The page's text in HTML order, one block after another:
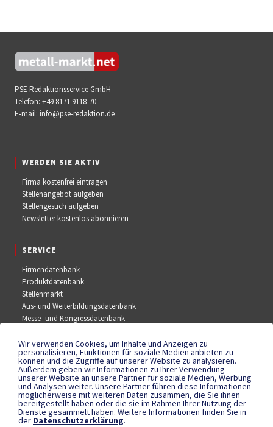
PSE Redaktionsservice GmbH
Telefon: +49 8171 9118-70
E-mail: info@pse-redaktion.de
WERDEN SIE AKTIV
Firma kostenfrei eintragen
Stellenangebot aufgeben
Stellengesuch aufgeben
Newsletter kostenlos abonnieren
SERVICE
Firmendatenbank
Produktdatenbank
Stellenmarkt
Aus- und Weiterbildungsdatenbank
Messe- und Kongressdatenbank
SOCIAL MEDIA
Facebook
YouTube
Instagram
Wir verwenden Cookies, um Inhalte und Anzeigen zu
personalisieren, Funktionen für soziale Medien anbieten zu
können und die Zugriffe auf unserer Website zu analysieren.
Außerdem geben wir Informationen zu Ihrer Verwendung
unserer Website an unsere Partner für soziale Medien, Werbung
und Analysen weiter. Unsere Partner führen diese Informationen
möglicherweise mit weiteren Daten zusammen, die Sie ihnen
bereitgestellt haben oder die sie im Rahmen Ihrer Nutzung der
Dienste gesammelt haben. Weitere Informationen finden Sie in
der Datenschutzerklärung.